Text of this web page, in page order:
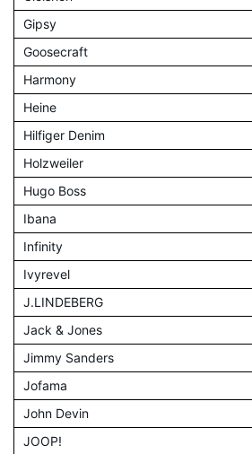
Gipsy
Goosecraft
Harmony
Heine
Hilfiger Denim
Holzweiler
Hugo Boss
Ibana
Infinity
Ivyrevel
J.LINDEBERG
Jack & Jones
Jimmy Sanders
Jofama
John Devin
JOOP!